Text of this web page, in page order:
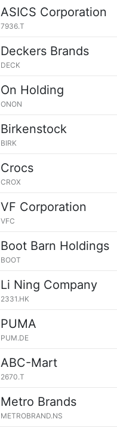
ASICS Corporation
7936.T
Deckers Brands
DECK
On Holding
ONON
Birkenstock
BIRK
Crocs
CROX
VF Corporation
VFC
Boot Barn Holdings
BOOT
Li Ning Company
2331.HK
PUMA
PUM.DE
ABC-Mart
2670.T
Metro Brands
METROBRAND.NS